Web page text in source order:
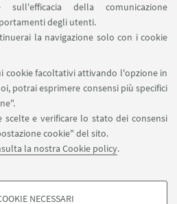
sull'efficacia della comunicazione
degli utenti.
la navigazione solo con i cookie
cookie facoltativi attivando l'opzione in
potrai esprimere consensi più specifici
e verificare lo stato dei consensi
cookie" del sito.
la nostra Cookie policy.
NECESSARI
Contatti
riservata
UNIBO SU:
APP: